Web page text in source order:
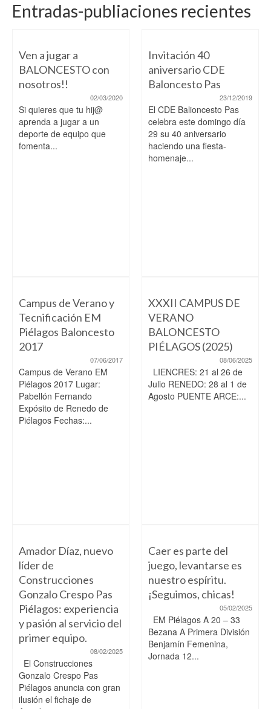
Entradas-publiaciones recientes
Ven a jugar a
BALONCESTO con
nosotros!!
02/03/2020
Si quieres que tu hij@
aprenda a jugar a un
deporte de equipo que
fomenta...
Invitación 40
aniversario CDE
Baloncesto Pas
23/12/2019
El CDE Balioncesto Pas
celebra este domingo día
29 su 40 aniversario
haciendo una fiesta-
homenaje...
Campus de Verano y
Tecnificación EM
Piélagos Baloncesto
2017
07/06/2017
Campus de Verano EM
Piélagos 2017 Lugar:
Pabellón Fernando
Expósito de Renedo de
Piélagos Fechas:...
XXXII CAMPUS DE
VERANO
BALONCESTO
PIÉLAGOS (2025)
08/06/2025
LIENCRES: 21 al 26 de
Julio RENEDO: 28 al 1 de
Agosto PUENTE ARCE:...
Amador Díaz, nuevo
líder de
Construcciones
Gonzalo Crespo Pas
Piélagos: experiencia
y pasión al servicio del
primer equipo.
08/02/2025
El Construcciones
Gonzalo Crespo Pas
Piélagos anuncia con gran
ilusión el fichaje de
Caer es parte del
juego, levantarse es
nuestro espíritu.
¡Seguimos, chicas!
05/02/2025
EM Piélagos A 20 – 33
Bezana A Primera División
Benjamín Femenina,
Jornada 12...